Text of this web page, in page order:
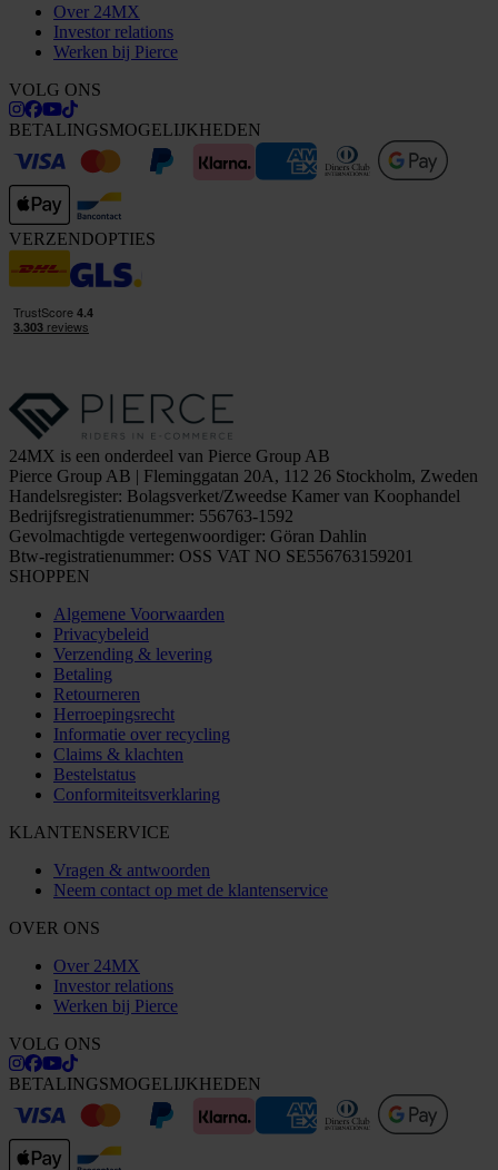
Over 24MX
Investor relations
Werken bij Pierce
VOLG ONS
BETALINGSMOGELIJKHEDEN
VERZENDOPTIES
24MX is een onderdeel van Pierce Group AB
Pierce Group AB | Fleminggatan 20A, 112 26 Stockholm, Zweden
Handelsregister: Bolagsverket/Zweedse Kamer van Koophandel
Bedrijfsregistratienummer: 556763-1592
Gevolmachtigde vertegenwoordiger: Göran Dahlin
Btw-registratienummer: OSS VAT NO SE556763159201
SHOPPEN
Algemene Voorwaarden
Privacybeleid
Verzending & levering
Betaling
Retourneren
Herroepingsrecht
Informatie over recycling
Claims & klachten
Bestelstatus
Conformiteitsverklaring
KLANTENSERVICE
Vragen & antwoorden
Neem contact op met de klantenservice
OVER ONS
Over 24MX
Investor relations
Werken bij Pierce
VOLG ONS
BETALINGSMOGELIJKHEDEN